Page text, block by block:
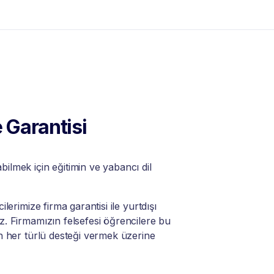
Garantisi
için eğitimin ve yabancı dil
firma garantisi ile yurtdışı
Firmamızın felsefesi öğrencilere bu
her türlü desteği vermek üzerine